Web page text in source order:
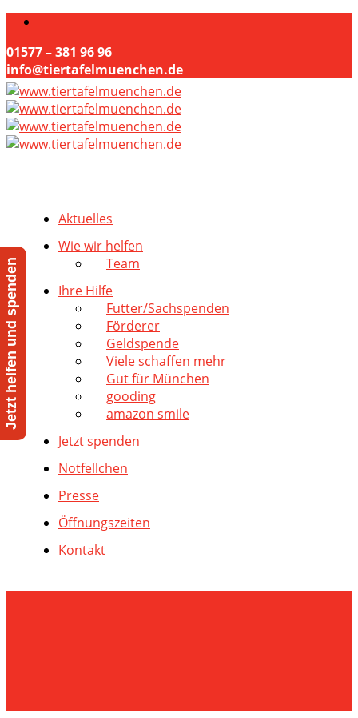
01577 – 381 96 96
info@tiertafelmuenchen.de
Aktuelles
Wie wir helfen
Team
Ihre Hilfe
Futter/Sachspenden
Förderer
Geldspende
Viele schaffen mehr
Gut für München
gooding
amazon smile
Jetzt spenden
Notfellchen
Presse
Öffnungszeiten
Kontakt
Jetzt helfen und spenden